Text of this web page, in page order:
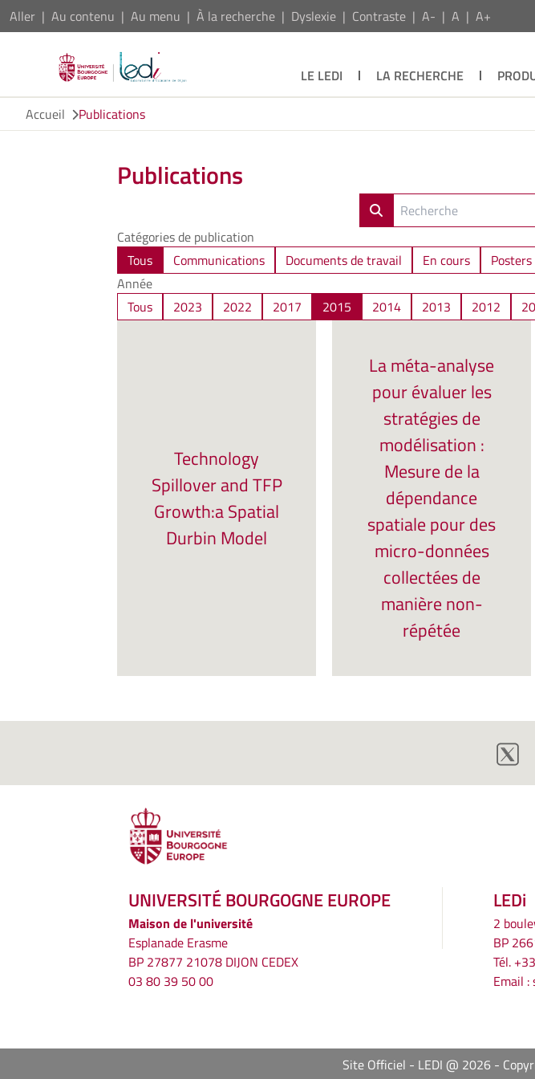
Aller Au contenu Au menu À la recherche Dyslexie Contraste A- A A+
LE LEDI LA RECHERCHE
Accueil
Publications
Publications
Catégories de publication
Tous
Communications Documents de travail En cours Posters
Année
Tous
2023 2022 2017 2015 2014 2013 2012
Technology
Spillover and TFP
Growth:a Spatial
Durbin Model
La méta-analyse
pour évaluer les
stratégies de
modélisation :
Mesure de la
dépendance
spatiale pour des
micro-données
collectées de
manière non-
répétée
UNIVERSITÉ BOURGOGNE EUROPE
Maison de l'université
Esplanade Erasme
BP 27877 21078 DIJON CEDEX
03 80 39 50 00
LEDi
2
BP
Tél.
Email :
Site Officiel - LEDI @ 2026